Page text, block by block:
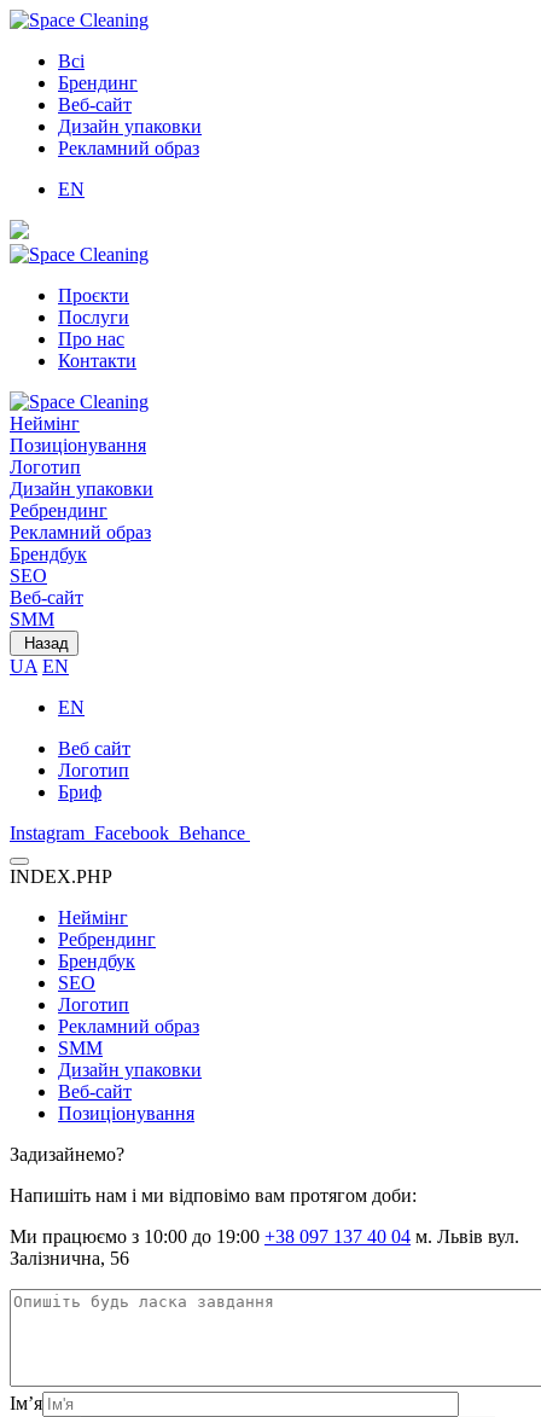
Всі
Брендинг
Веб-сайт
Дизайн упаковки
Рекламний образ
EN
Проєкти
Послуги
Про нас
Контакти
Неймінг
Позиціонування
Логотип
Дизайн упаковки
Ребрендинг
Рекламний образ
Брендбук
SEO
Веб-сайт
SMM
Назад
UA EN
EN
Веб сайт
Логотип
Бриф
Instagram Facebook Behance
INDEX.PHP
Неймінг
Ребрендинг
Брендбук
SEO
Логотип
Рекламний образ
SMM
Дизайн упаковки
Веб-сайт
Позиціонування
Задизайнемо?
Напишіть нам і ми відповімо вам протягом доби:
Ми працюємо з 10:00 до 19:00 +38 097 137 40 04 м. Львів вул.
Залізнична, 56
Ім’я